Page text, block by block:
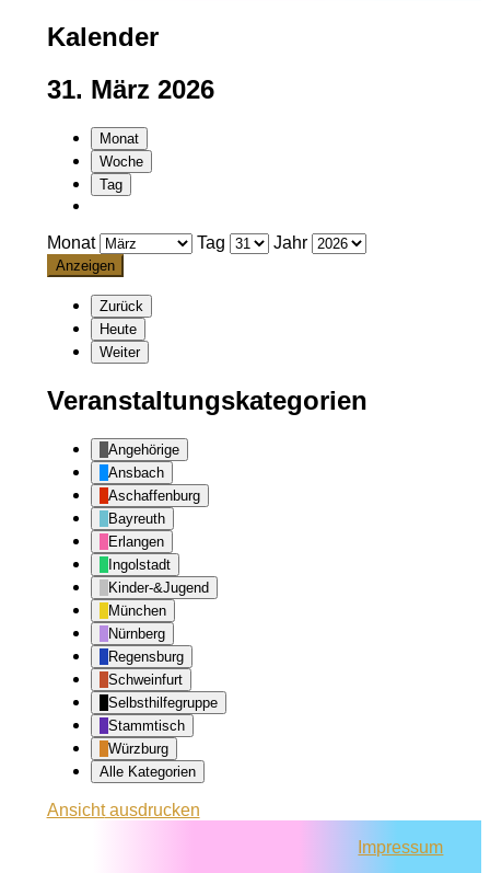
Kalender
31. März 2026
Monat
Woche
Tag
Monat Tag Jahr
Zurück
Heute
Weiter
Veranstaltungskategorien
Angehörige
Ansbach
Aschaffenburg
Bayreuth
Erlangen
Ingolstadt
Kinder-&Jugend
München
Nürnberg
Regensburg
Schweinfurt
Selbsthilfegruppe
Stammtisch
Würzburg
Alle Kategorien
Ansichtausdrucken
Impressum